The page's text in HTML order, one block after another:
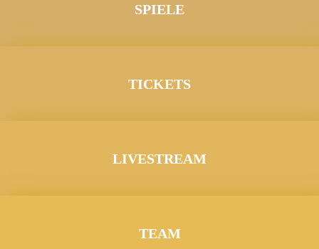
SPIELE
TICKETS
LIVESTREAM
TEAM